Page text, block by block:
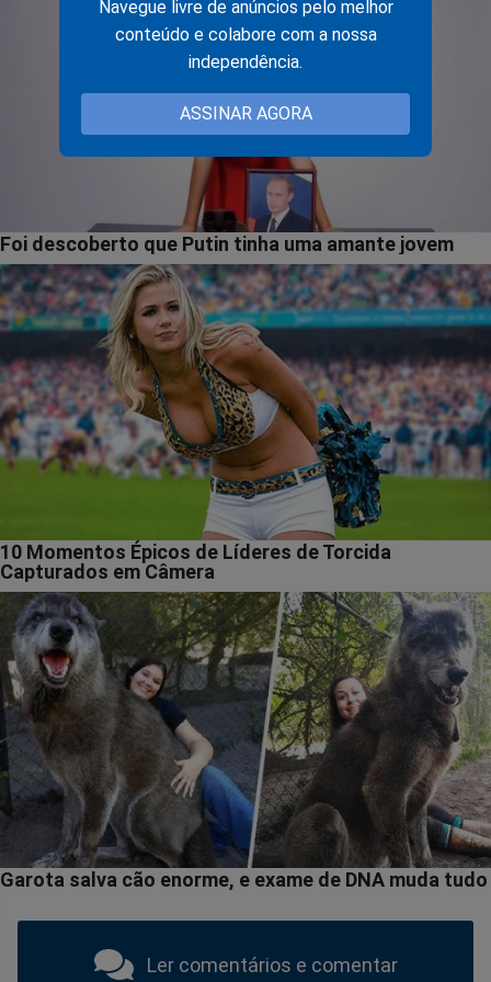
Navegue livre de anúncios pelo melhor
conteúdo e colabore com a nossa
independência.
ASSINAR AGORA
Ler comentários e comentar